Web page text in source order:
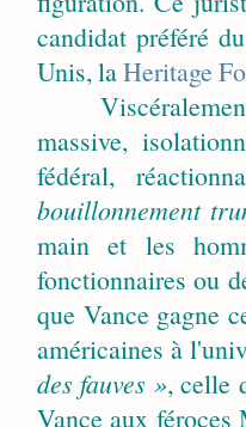
candidat préféré
Unis, laHeritage
Viscéralement
massive,
fédéral,
bouillonnement
main et les
fonctionnaires ou
que Vance gagne
américaines à
des fauves », celle
Vance aux